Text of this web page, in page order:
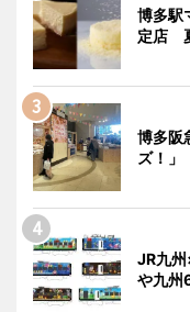
博多駅
定店
博多阪
ズ！
JR九
や九州